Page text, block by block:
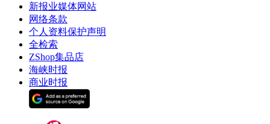
新报业媒体网站
网络条款
个人资料保护声明
全检索
ZShop集品店
海峡时报
商业时报